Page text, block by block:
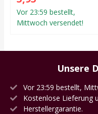
Vor 23:59 bestellt,
Mittwoch versendet!
Unsere
Vor 23:59 bestellt,
Kostenlose Lieferung
Herstellergarantie.